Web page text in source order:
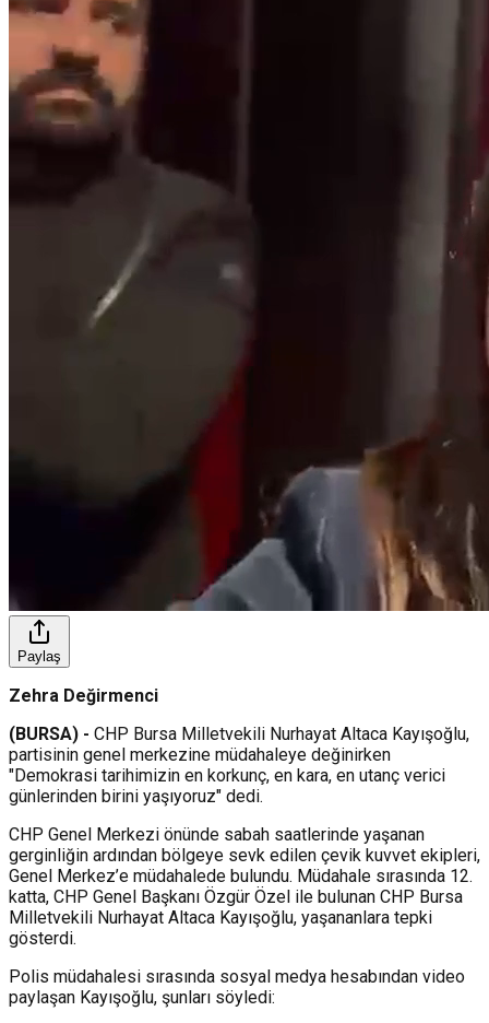
Paylaş
Zehra Değirmenci
(BURSA) - CHP Bursa Milletvekili Nurhayat Altaca Kayışoğlu,
partisinin genel merkezine müdahaleye değinirken
"Demokrasi tarihimizin en korkunç, en kara, en utanç verici
günlerinden birini yaşıyoruz" dedi.
CHP Genel Merkezi önünde sabah saatlerinde yaşanan
gerginliğin ardından bölgeye sevk edilen çevik kuvvet ekipleri,
Genel Merkez’e müdahalede bulundu. Müdahale sırasında 12.
katta, CHP Genel Başkanı Özgür Özel ile bulunan CHP Bursa
Milletvekili Nurhayat Altaca Kayışoğlu, yaşananlara tepki
gösterdi.
Polis müdahalesi sırasında sosyal medya hesabından video
paylaşan Kayışoğlu, şunları söyledi: